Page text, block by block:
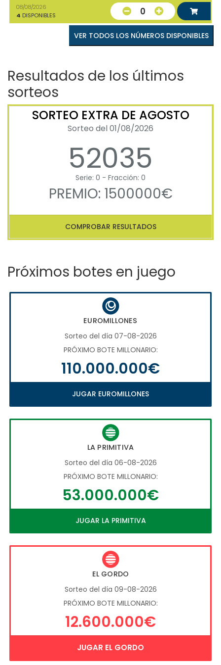
08/08/2026
4 DISPONIBLES 0
VER TODOS LOS NÚMEROS DISPONIBLES
Resultados de los últimos
sorteos
SORTEO EXTRA DE AGOSTO
Sorteo del 01/08/2026
52035
Serie: 0 - Fracción: 0
PREMIO: 1500000€
COMPROBAR RESULTADOS
Próximos botes en juego
EUROMILLONES
Sorteo del día 07-08-2026
PRÓXIMO BOTE MILLONARIO:
110.000.000€
JUGAR EUROMILLONES
LA PRIMITIVA
Sorteo del día 06-08-2026
PRÓXIMO BOTE MILLONARIO:
53.000.000€
JUGAR LA PRIMITIVA
EL GORDO
Sorteo del día 09-08-2026
PRÓXIMO BOTE MILLONARIO:
12.600.000€
JUGAR EL GORDO